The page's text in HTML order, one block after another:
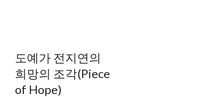
도예가 전지연의
희망의 조각(Piece
of Hope)